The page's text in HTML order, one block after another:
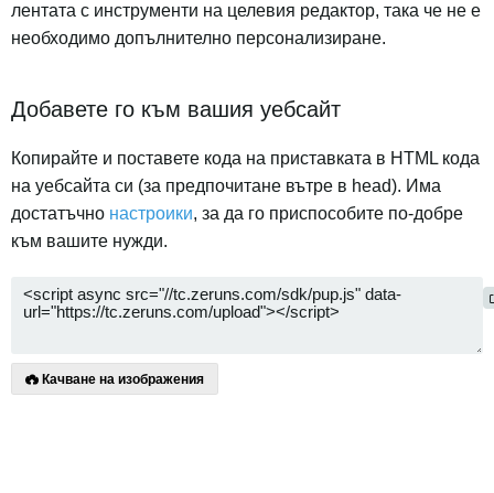
лентата с инструменти на целевия редактор, така че не е
необходимо допълнително персонализиране.
Добавете го към вашия уебсайт
Копирайте и поставете кода на приставката в HTML кода
на уебсайта си (за предпочитане вътре в head). Има
достатъчно настроики, за да го приспособите по-добре
към вашите нужди.
Качване на изображения